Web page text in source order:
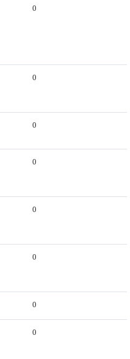
0
0
0
0
0
0
0
0